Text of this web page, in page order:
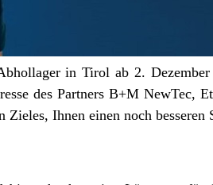
in Tirol ab 2. Dezember
des Partners B+M NewTec,
Ihnen einen noch besseren